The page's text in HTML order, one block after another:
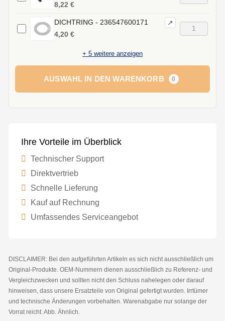
8,22 €
DICHTRING - 236547600171 ↗
4,20 €
+ 5 weitere anzeigen
AUSWAHL IN DEN WARENKORB 0
Ihre Vorteile im Überblick
Technischer Support
Direktvertrieb
Schnelle Lieferung
Kauf auf Rechnung
Umfassendes Serviceangebot
DISCLAIMER: Bei den aufgeführten Artikeln es sich nicht ausschließlich um
Original-Produkte. OEM-Nummern dienen ausschließlich zu Referenz- und
Vergleichzwecken und sollten nicht den Schluss nahelegen oder darauf
hinweisen, dass unsere Ersatzteile von Original gefertigt wurden. Irrtümer
und technische Änderungen vorbehalten. Warenabgabe nur solange der
Vorrat reicht. Abb. Ähnlich.